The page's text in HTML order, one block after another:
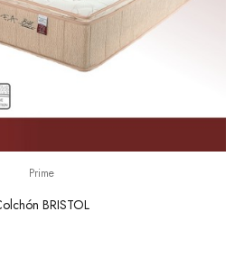
Prime
BRISTOL